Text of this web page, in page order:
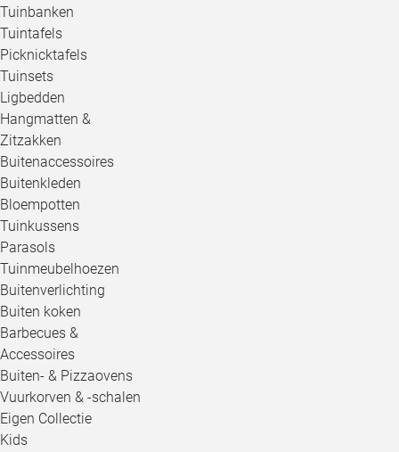
Tuinbanken
Tuintafels
Picknicktafels
Tuinsets
Ligbedden
Hangmatten &
Zitzakken
Buitenaccessoires
Buitenkleden
Bloempotten
Tuinkussens
Parasols
Tuinmeubelhoezen
Buitenverlichting
Buiten koken
Barbecues &
Accessoires
Buiten- & Pizzaovens
Vuurkorven & -schalen
Eigen Collectie
Kids